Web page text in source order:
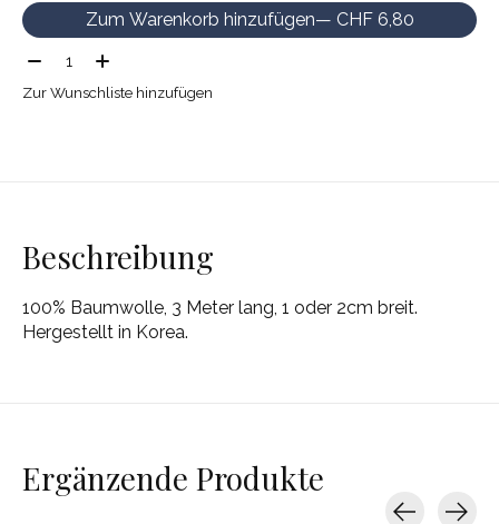
Zum Warenkorb hinzufügen
— CHF 6,80
Menge:
Zur Wunschliste hinzufügen
Beschreibung
100% Baumwolle, 3 Meter lang, 1 oder 2cm breit.
Hergestellt in Korea.
Ergänzende Produkte